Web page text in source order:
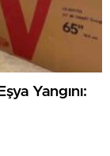
Yangını: